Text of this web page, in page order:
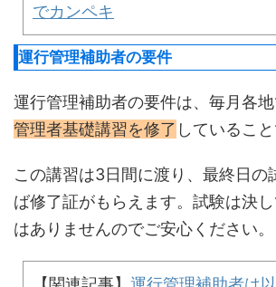
でカンペキ
運行管理補助者の要件
運行管理補助者の要件は、毎月各
管理者基礎講習を修了 していること
この講習は3日間に渡り、最終日の
ば修了証がもらえます。試験は決
はありませんのでご安心ください。